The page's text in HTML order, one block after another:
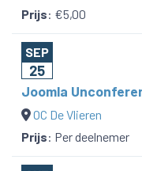
Prijs: €5,00
SEP
25
Joomla
OC De Vlieren
Prijs: Per deelnemer